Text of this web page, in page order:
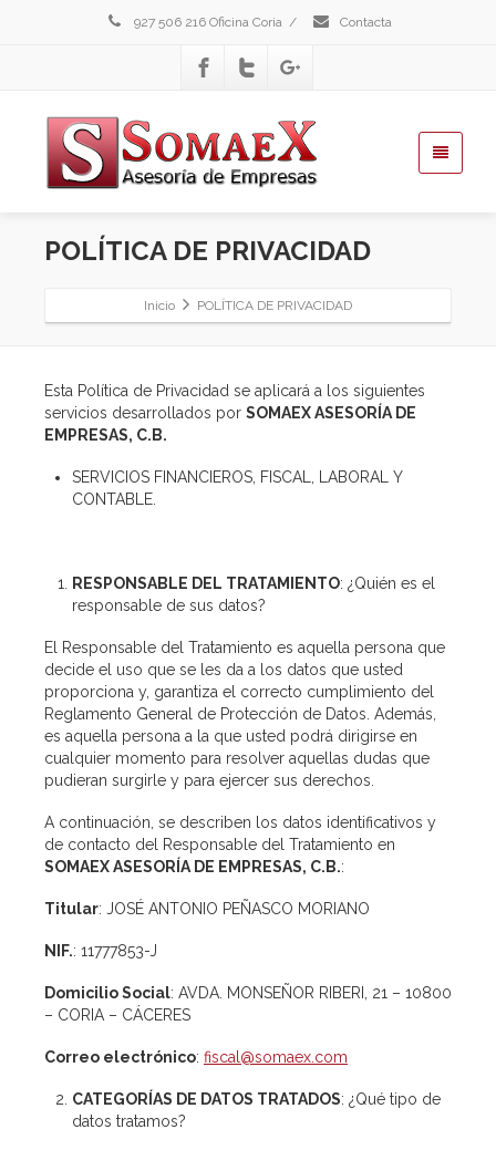
927 506 216 Oficina Coria / Contacta
POLÍTICA DE PRIVACIDAD
Inicio POLÍTICA DE PRIVACIDAD
Esta Política de Privacidad se aplicará a los siguientes
servicios desarrollados por SOMAEX ASESORÍA DE
EMPRESAS, C.B.
SERVICIOS FINANCIEROS, FISCAL, LABORAL Y
CONTABLE.
RESPONSABLE DEL TRATAMIENTO: ¿Quién es el
responsable de sus datos?
El Responsable del Tratamiento es aquella persona que
decide el uso que se les da a los datos que usted
proporciona y, garantiza el correcto cumplimiento del
Reglamento General de Protección de Datos. Además,
es aquella persona a la que usted podrá dirigirse en
cualquier momento para resolver aquellas dudas que
pudieran surgirle y para ejercer sus derechos.
A continuación, se describen los datos identificativos y
de contacto del Responsable del Tratamiento en
SOMAEX ASESORÍA DE EMPRESAS, C.B.:
Titular: JOSÉ ANTONIO PEÑASCO MORIANO
NIF.: 11777853-J
Domicilio Social: AVDA. MONSEÑOR RIBERI, 21 – 10800
– CORIA – CÁCERES
Correo electrónico: fiscal@somaex.com
CATEGORÍAS DE DATOS TRATADOS: ¿Qué tipo de
datos tratamos?